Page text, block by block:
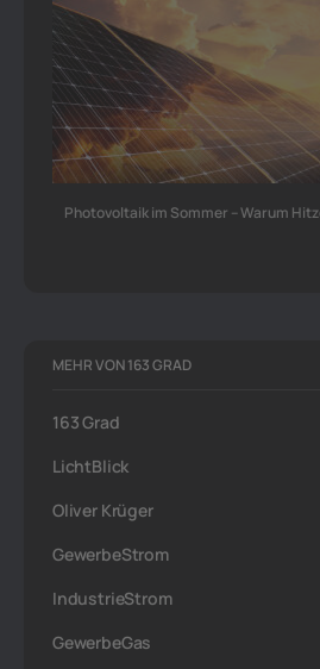
Photovoltaik im Sommer – Warum
MEHR VON 163 GRAD
163 Grad
LichtBlick
Oliver Krüger
GewerbeStrom
IndustrieStrom
GewerbeGas